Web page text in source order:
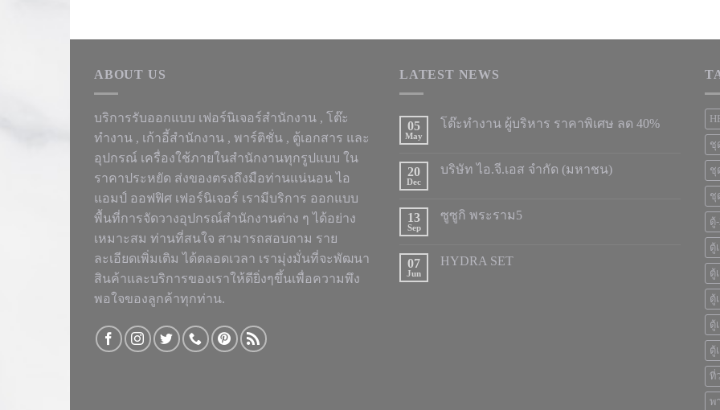
ABOUT US
บริการรับออกแบบ เฟอร์นิเจอร์สำนักงาน , โต๊ะ
ทำงาน , เก้าอี้สำนักงาน , พาร์ติชั่น , ตู้เอกสาร และ
อุปกรณ์ เครื่องใช้ภายในสำนักงานทุกรูปแบบ ใน
ราคาประหยัด ส่งของตรงถึงมือท่านแน่นอน ไอ
แอมป์ ออฟฟิศ เฟอร์นิเจอร์ เรามีบริการ ออกแบบ
พื้นที่การจัดวางอุปกรณ์สำนักงานต่าง ๆ ได้อย่าง
เหมาะสม ท่านที่สนใจ สามารถสอบถาม ราย
ละเอียดเพิ่มเติม ได้ตลอดเวลา เรามุ่งมั่นที่จะพัฒนา
สินค้าและบริการของเราให้ดียิ่งๆขึ้นเพื่อความพึง
พอใจของลูกค้าทุกท่าน.
LATEST NEWS
05
May
โต๊ะทำงาน ผู้บริหาร ราคาพิเศษ ลด 40%
20
Dec
บริษัท ไอ.จี.เอส จำกัด (มหาชน)
13
Sep
ซูซูกิ พระราม5
07
Jun
HYDRA SET
ชุ
ชุ
ชุ
ตู้
ตู้
ตู้
ตู้
ตู้
ตู้
ที่
พ